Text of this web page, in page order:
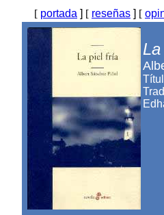
[ portada ] [ reseñas ] [